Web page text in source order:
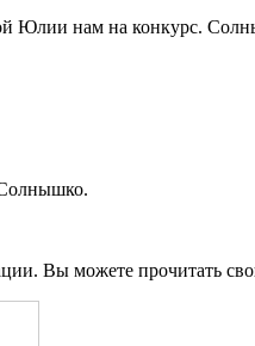
Юлии нам на конкурс.
Вы можете прочитать